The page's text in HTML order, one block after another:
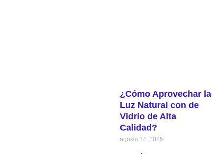
¿Cómo Aprovechar la
Luz Natural con de
Vidrio de Alta
Calidad?
agosto 14, 2025